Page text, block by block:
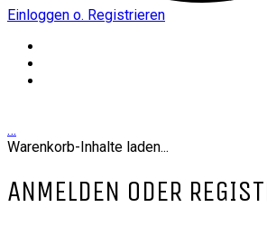
Einloggen o. Registrieren
…
Warenkorb-Inhalte laden...
ANMELDEN ODER